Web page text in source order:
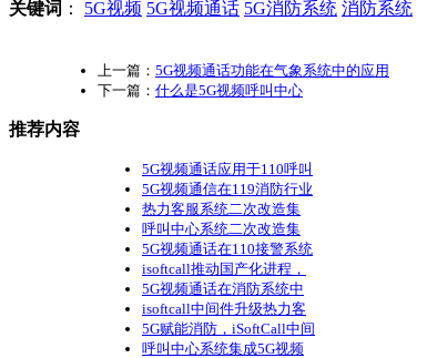
关键词 ： 5G视频 5G视频通话 5G消防系统 消防系统
上一篇： 5G视频通话功能在气象系统中的应用
下一篇： 什么是5G视频呼叫中心
推荐内容
5G视频通话应用于110呼叫
5G视频通信在119消防行业
热力客服系统二次改造集
呼叫中心系统二次改造集
5G视频通话在110接警系统
isoftcall推动国产化进程，
5G视频通话在消防系统中
isoftcall中间件升级热力客
5G赋能消防，iSoftCall中间
呼叫中心系统集成5G视频